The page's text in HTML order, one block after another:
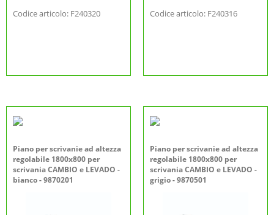
Codice articolo: F240320 Codice articolo: F240316
Piano per scrivanie ad altezza
regolabile 1800x800 per
scrivania CAMBIO e LEVADO -
bianco - 9870201
Piano per scrivanie ad altezza
regolabile 1800x800 per
scrivania CAMBIO e LEVADO -
grigio - 9870501